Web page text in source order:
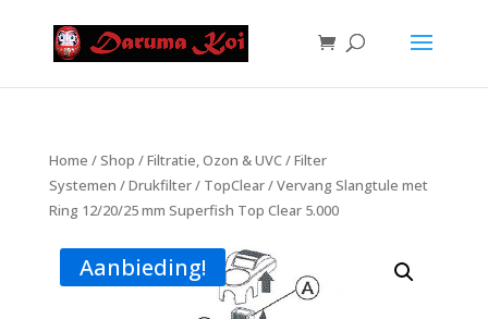
Home /Shop /Filtratie, Ozon & UVC/Filter
Systemen /Drukfilter/ TopClear/ Vervang Slangtule met
Ring 12/20/25 mm Superfish Top Clear 5.000
Aanbieding!